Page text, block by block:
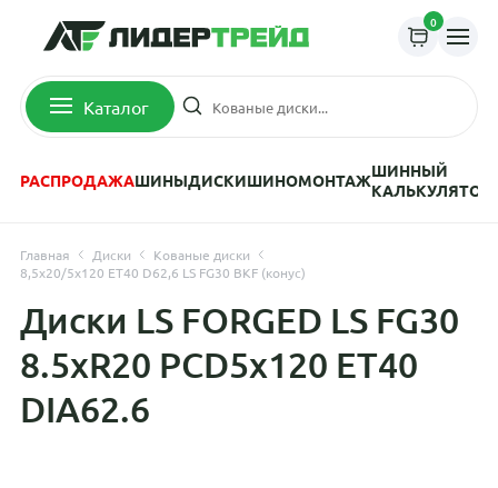
0
Каталог
РАСПРОДАЖАШИНЫДИСКИШИНОМОНТАЖШИННЫЙ
КАЛЬКУЛЯТОР
Главная Диски
Кованые диски
8,5x20/5x120 ET40 D62,6 LS FG30 BKF (конус)
Диски LS FORGED LS FG30
8.5xR20 PCD5x120 ET40
DIA62.6